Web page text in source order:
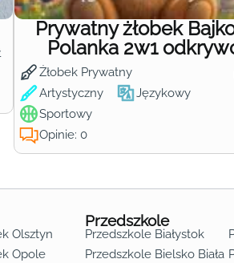
Prywatny żłobek
Polanka 2w1
Żłobek Prywatny
Artystyczny
Językowy
Sportowy
Opinie: 0
Olsztyn
Opole
Przedszkole
Przedszkole Białystok
Przedszkole Bielsko Biała